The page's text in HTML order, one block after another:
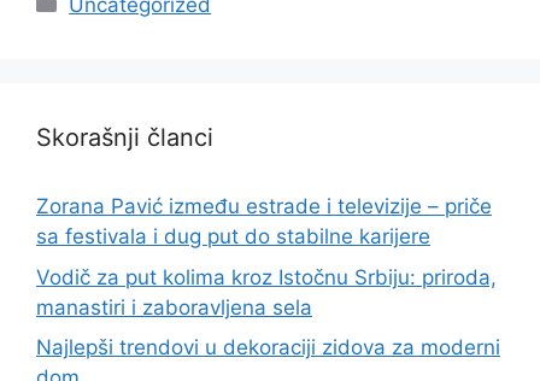
Uncategorized
Skorašnji članci
Zorana Pavić između estrade i televizije – priče
sa festivala i dug put do stabilne karijere
Vodič za put kolima kroz Istočnu Srbiju: priroda,
manastiri i zaboravljena sela
Najlepši trendovi u dekoraciji zidova za moderni